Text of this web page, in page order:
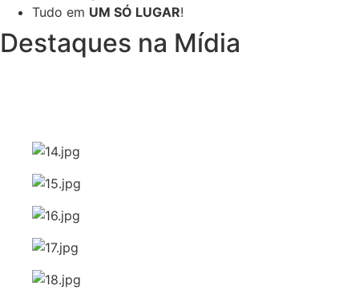
Tudo em UM SÓ LUGAR!
Destaques na Mídia